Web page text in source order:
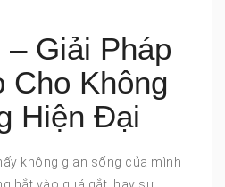
Giải Pháp
Cho Không
Hiện Đại
không gian sống của mình
hắt vào quá gắt, hay sự